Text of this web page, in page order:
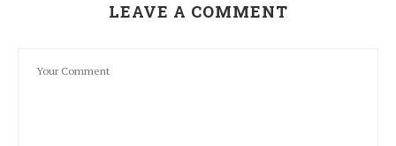
LEAVE A COMMENT